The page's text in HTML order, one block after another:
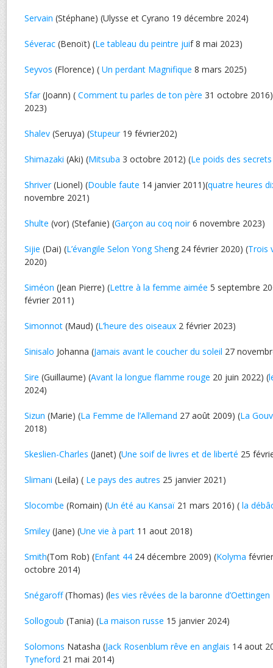
Servain (Stéphane) (Ulysse et Cyrano 19 décembre 2024)
Séverac (Benoït) (Le tableau du peintre juif 8 mai 2023)
Seyvos (Florence) ( Un perdant Magnifique 8 mars 2025)
Sfar(Joann) ( Comment tu parles de ton père 31 octobre
2023)
Shalev (Seruya) (Stupeur19 février202)
Shimazaki (Aki) (Mitsuba 3 octobre 2012) (Le poids des secrets
Shriver(Lionel) (Double faute 14 janvier 2011)(quatre heures
novembre 2021)
Shulte (vor) (Stefanie) (Garçon au coq noir6 novembre 2023)
Sijie (Dai) (L’évangile Selon Yong Sheng 24 février 2020) (Trois
2020)
Siméon (Jean Pierre) (Lettre à la femme aimée 5 septembre
février 2011)
Simonnot (Maud) (L’heure des oiseaux 2 février 2023)
Sinisalo Johanna (Jamais avant le coucher du soleil 27
Sire (Guillaume) (Avant la longue flamme rouge 20 juin 2022) (
2024)
Sizun (Marie) (La Femme de l’Allemand 27 août 2009) (La
2018)
Skeslien-Charles (Janet) (Une soif de livres et de liberté 25
Slimani (Leila) ( Le pays des autres 25 janvier 2021)
Slocombe (Romain) (Un été au Kansaï 21 mars 2016) ( la
Smiley (Jane) (Une vie à part 11 aout 2018)
Smith(Tom Rob) (Enfant 44 24 décembre 2009) (Kolyma
octobre 2014)
Snégaroff(Thomas) (les vies rêvées de la baronne d’Oettingen
Sollogoub (Tania) (La maison russe 15 janvier 2024)
Solomons Natasha (Jack Rosenblum rêve en anglais 14 aout
Tyneford 21 mai 2014)